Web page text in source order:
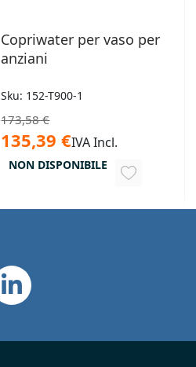
Copriwater per vaso per
anziani
Sku: 152-T900-1
173,58 €
135,39 €IVA Incl.
NON DISPONIBILE
AGGIUNGI